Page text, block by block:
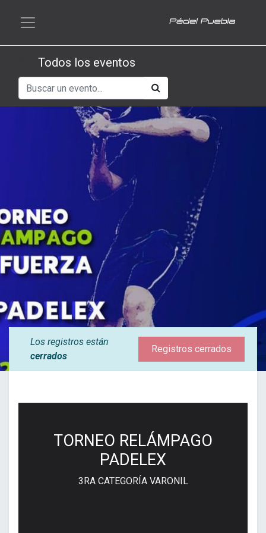
Todos los eventos
Los registros están
cerrados
Registros cerrados
TORNEO RELÁMPAGO
PADELEX
3RA CATEGORÍA VARONIL